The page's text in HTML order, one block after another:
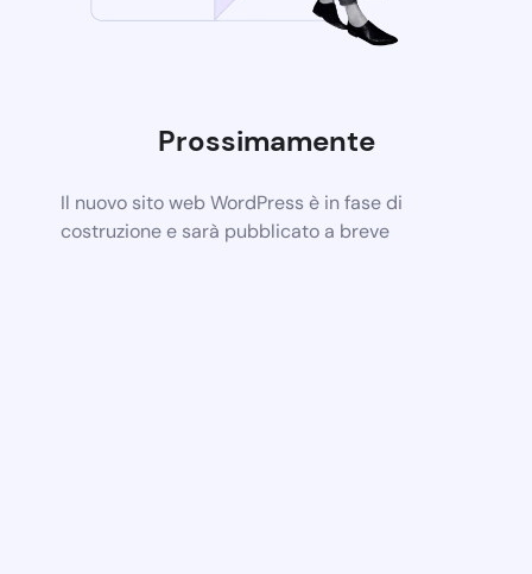
Prossimamente
Il nuovo sito web WordPress è in fase di
costruzione e sarà pubblicato a breve